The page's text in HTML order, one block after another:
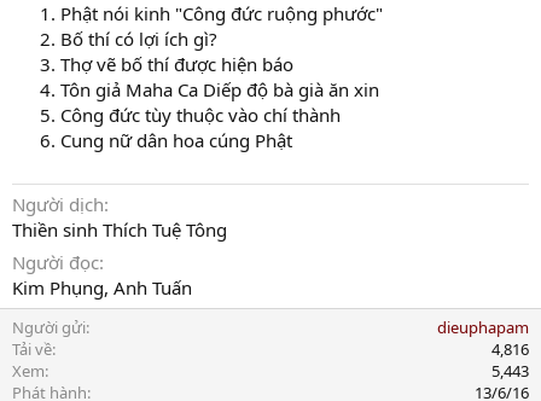
Phật nói kinh "Công đức ruộng phước"
Bố thí có lợi ích gì?
Thợ vẽ bố thí được hiện báo
Tôn giả Maha Ca Diếp độ bà già ăn xin
Công đức tùy thuộc vào chí thành
Cung nữ dân hoa cúng Phật
Người dịch
Thiền sinh Thích Tuệ Tông
Người đọc
Kim Phụng, Anh Tuấn
Người gửi
dieuphapam
Tải về
4,816
Xem
5,443
Phát hành
13/6/16